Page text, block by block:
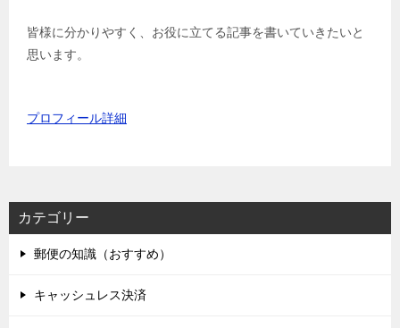
皆様に分かりやすく、お役に立てる記事を書いていきたいと
思います。
プロフィール詳細
カテゴリー
郵便の知識（おすすめ）
キャッシュレス決済